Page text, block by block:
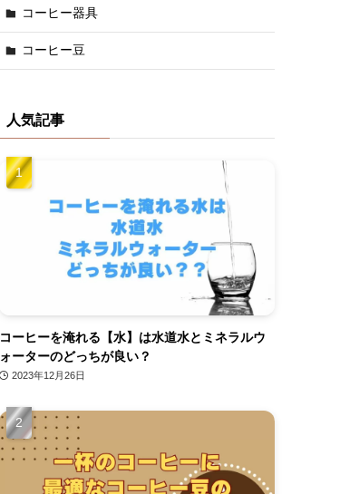
コーヒー器具
コーヒー豆
人気記事
コーヒーを淹れる【水】は水道水とミネラルウ
ォーターのどっちが良い？
2023年12月26日